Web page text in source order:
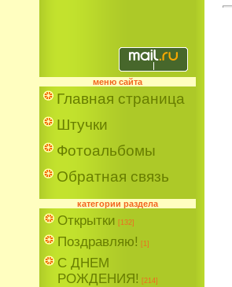
меню сайта
Главная страница
Штучки
Фотоальбомы
Обратная связь
категории раздела
Открытки [132]
Поздравляю! [1]
С ДНЕМ
РОЖДЕНИЯ! [214]